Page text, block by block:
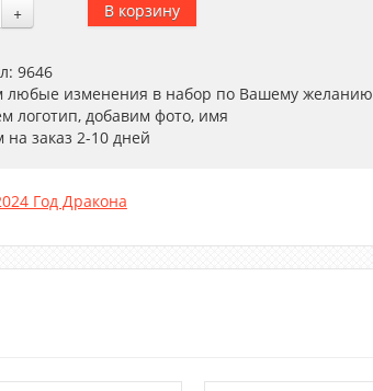
+
9646
любые изменения в набор по Вашему желанию
логотип, добавим фото, имя
на заказ 2-10 дней
Год Дракона